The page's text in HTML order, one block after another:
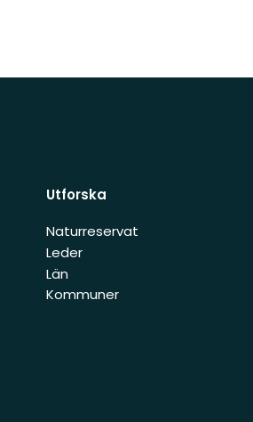
Utforska
Naturreservat
Leder
Län
Kommuner